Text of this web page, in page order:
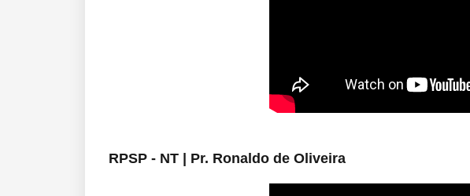
RPSP - NT | Pr. Ronaldo de Oliveira